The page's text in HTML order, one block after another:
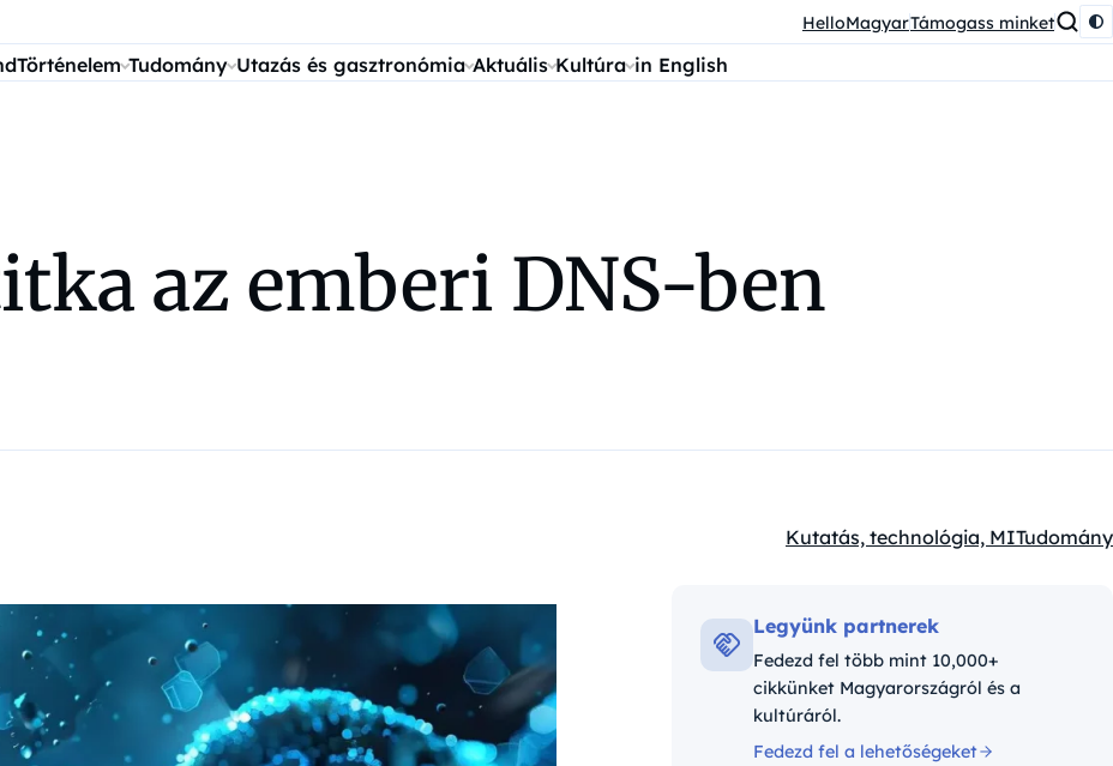
HelloMagyarTámogass minket
Történelem Tudomány Utazás és gasztronómia Aktuális Kultúra in English
az emberi DNS-ben
Kategóriák:
Kutatás, technológia, MITudomány
Legyünk partnerek
Fedezd fel több mint 10,000+
cikkünket Magyarországról és a
kultúráról.
Fedezd fel a lehetőségeket